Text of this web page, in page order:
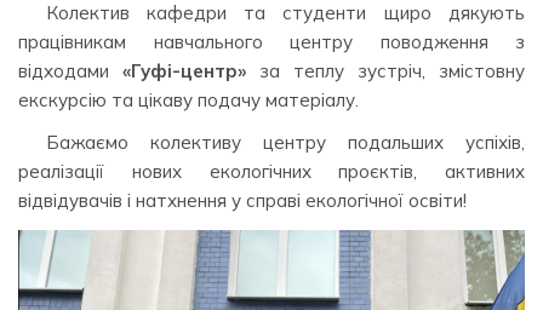
Колектив кафедри та студенти щиро дякують
працівникам навчального центру поводження з
відходами «Гуфі-центр» за теплу зустріч, змістовну
екскурсію та цікаву подачу матеріалу.
Бажаємо колективу центру подальших успіхів,
реалізації нових екологічних проєктів, активних
відвідувачів і натхнення у справі екологічної освіти!